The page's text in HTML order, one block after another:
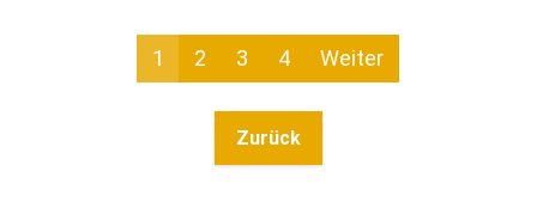
1 2 3 4 Weiter
Zurück